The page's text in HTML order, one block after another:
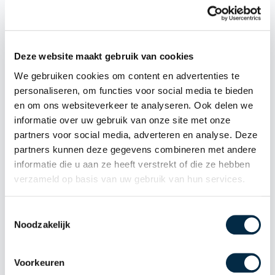
Deze website maakt gebruik van cookies
We gebruiken cookies om content en advertenties te
personaliseren, om functies voor social media te bieden
en om ons websiteverkeer te analyseren. Ook delen we
informatie over uw gebruik van onze site met onze
partners voor social media, adverteren en analyse. Deze
partners kunnen deze gegevens combineren met andere
informatie die u aan ze heeft verstrekt of die ze hebben
verzameld op basis van uw gebruik van hun services.
Noodzakelijk
Voorkeuren